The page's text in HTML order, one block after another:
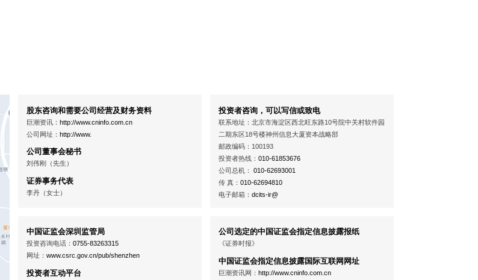
股东咨询和需要公司经营及财务资料
巨潮资讯： http://www.cninfo.com.cn
公司网址： http://www.
公司董事会秘书
刘伟刚（先生）
证券事务代表
李丹（女士）
投资者咨询，可以写信或致电
联系地址：北京市海淀区西北旺东路10号院中关村软件园
二期东区18号楼神州信息大厦资本战略部
邮政编码：100193
投资者热线： 010-61853676
公司总机： 010-62693001
传 真： 010-62694810
电子邮箱： dcits-ir@
中国证监会深圳监管局
投资咨询电话： 0755-83263315
网址： www.csrc.gov.cn/pub/shenzhen
投资者互动平台
公司选定的中国证监会指定信息披露报纸
《证券时报》
中国证监会指定信息披露国际互联网网址
巨潮资讯网： http://www.cninfo.com.cn